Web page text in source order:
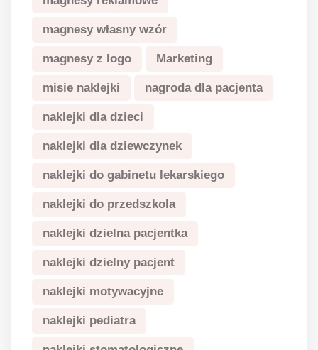
magnesy własny wzór
magnesy z logo Marketing
misie naklejki nagroda dla pacjenta
naklejki dla dzieci
naklejki dla dziewczynek
naklejki do gabinetu lekarskiego
naklejki do przedszkola
naklejki dzielna pacjentka
naklejki dzielny pacjent
naklejki motywacyjne
naklejki pediatra